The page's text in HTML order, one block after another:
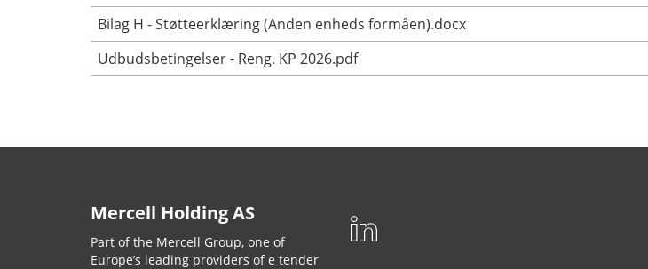
Bilag H - Støtteerklæring (Anden enheds formåen).docx
Udbudsbetingelser - Reng. KP 2026.pdf
Mercell Holding AS
Part of the Mercell Group, one of
Europe’s leading providers of e tender